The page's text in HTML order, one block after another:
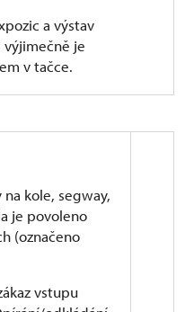
a výstav
výjimečně je
v tačce.
kole, segway,
je povoleno
(označeno
vstupu